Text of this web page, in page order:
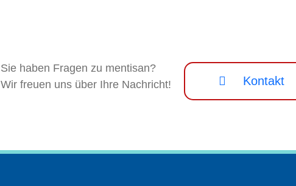
Sie haben Fragen zu mentisan?
Wir freuen uns über Ihre Nachricht!
Kontakt